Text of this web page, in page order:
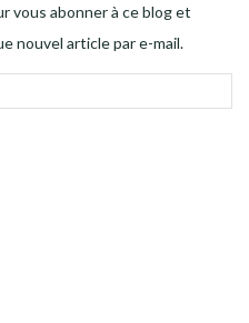
vous abonner à ce blog et
nouvel article par e-mail.